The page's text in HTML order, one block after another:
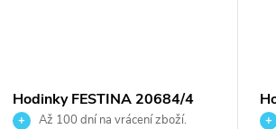
Hodinky FESTINA 20684/4
Až 100 dní na vrácení zboží.